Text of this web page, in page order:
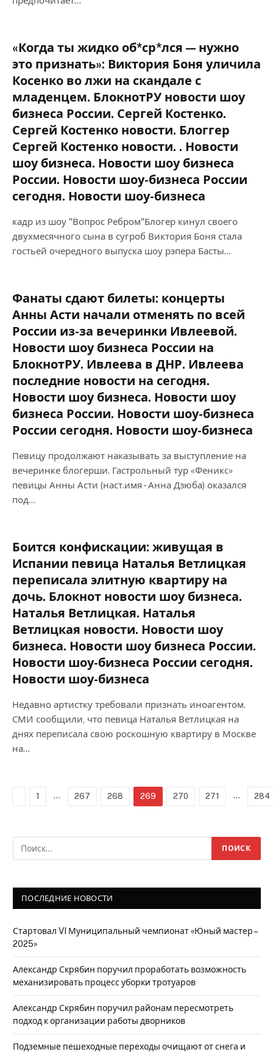
«Когда ты жидко об*ср*лся — нужно
это признать»: Виктория Боня уличила
Косенко во лжи на скандале с
младенцем. БлокнотРУ новости шоу
бизнеса России. Сергей Костенко.
Сергей Костенко новости. Блоггер
Сергей Костенко новости. . Новости
шоу бизнеса. Новости шоу бизнеса
России. Новости шоу-бизнеса России
сегодня. Новости шоу-бизнеса
кадр из шоу "Вопрос Ребром"Блогер кинул своего
двухмесячного сына в сугроб Виктория Боня стала
гостьей очередного выпуска шоу рэпера Басты…
Фанаты сдают билеты: концерты
Анны Асти начали отменять по всей
России из-за вечеринки Ивлеевой.
Новости шоу бизнеса России на
БлокнотРУ. Ивлеева в ДНР. Ивлеева
последние новости на сегодня.
Новости шоу бизнеса. Новости шоу
бизнеса России. Новости шоу-бизнеса
России сегодня. Новости шоу-бизнеса
Певицу продолжают наказывать за выступление на
вечеринке блогерши. Гастрольный тур «Феникс»
певицы Анны Асти (наст.имя - Анна Дзюба) оказался
под…
Боится конфискации: живущая в
Испании певица Наталья Ветлицкая
переписала элитную квартиру на
дочь. Блокнот новости шоу бизнеса.
Наталья Ветлицкая. Наталья
Ветлицкая новости. Новости шоу
бизнеса. Новости шоу бизнеса России.
Новости шоу-бизнеса России сегодня.
Новости шоу-бизнеса
Недавно артистку требовали признать иноагентом.
СМИ сообщили, что певица Наталья Ветлицкая на
днях переписала свою роскошную квартиру в Москве
на…
Previous
1 … 267 268 269 270 271 … 284
ПОСЛЕДНИЕ НОВОСТИ
Стартовал VI Муниципальный чемпионат «Юный мастер –
2025»
Александр Скрябин поручил проработать возможность
механизировать процесс уборки тротуаров
Александр Скрябин поручил районам пересмотреть
подход к организации работы дворников
Подземные пешеходные переходы очищают от снега и